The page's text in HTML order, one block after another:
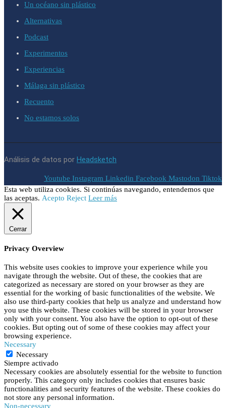
Un océano sin plástico
Alternativas
Podcast
Experimentos
Experiencias
Málaga sin plástico
Recuento
No estamos solos
Análisis de datos por Headsketch
Youtube Instagram Linkedin Facebook Mastodon Tiktok
Esta web utiliza cookies. Si continúas navegando, entendemos que
las aceptas. Acepto Reject Leer más
Cerrar
Privacy Overview
This website uses cookies to improve your experience while you
navigate through the website. Out of these, the cookies that are
categorized as necessary are stored on your browser as they are
essential for the working of basic functionalities of the website. We
also use third-party cookies that help us analyze and understand how
you use this website. These cookies will be stored in your browser
only with your consent. You also have the option to opt-out of these
cookies. But opting out of some of these cookies may affect your
browsing experience.
Necessary
Necessary
Siempre activado
Necessary cookies are absolutely essential for the website to function
properly. This category only includes cookies that ensures basic
functionalities and security features of the website. These cookies do
not store any personal information.
Non-necessary